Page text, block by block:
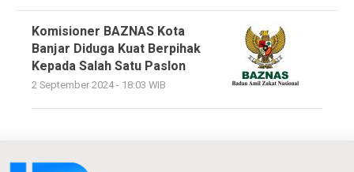
Komisioner BAZNAS Kota
Banjar Diduga Kuat Berpihak
Kepada Salah Satu Paslon
2 September 2024 - 18:03 WIB